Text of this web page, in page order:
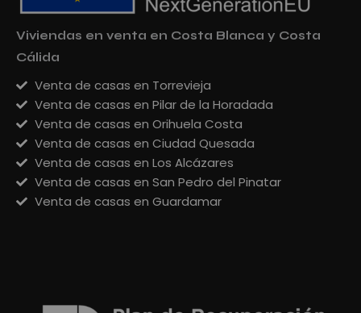
Viviendas en venta en Costa Blanca y Costa
Cálida
Venta de casas en Torrevieja
Venta de casas en Pilar de la Horadada
Venta de casas en Orihuela Costa
Venta de casas en Ciudad Quesada
Venta de casas en Los Alcázares
Venta de casas en San Pedro del Pinatar
Venta de casas en Guardamar